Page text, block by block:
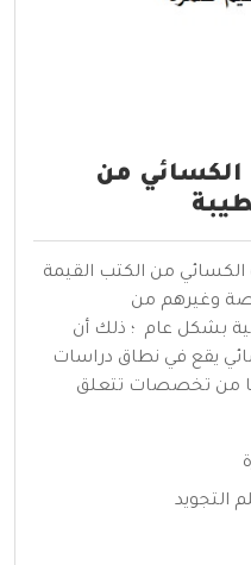
الكسائي من
الكسائي من الكتب القيمة
وغيرهم من
بشكل عام ؛ ذلك أن
يقع في نطاق دراسات
من تخصصات تتعلق
التجويد